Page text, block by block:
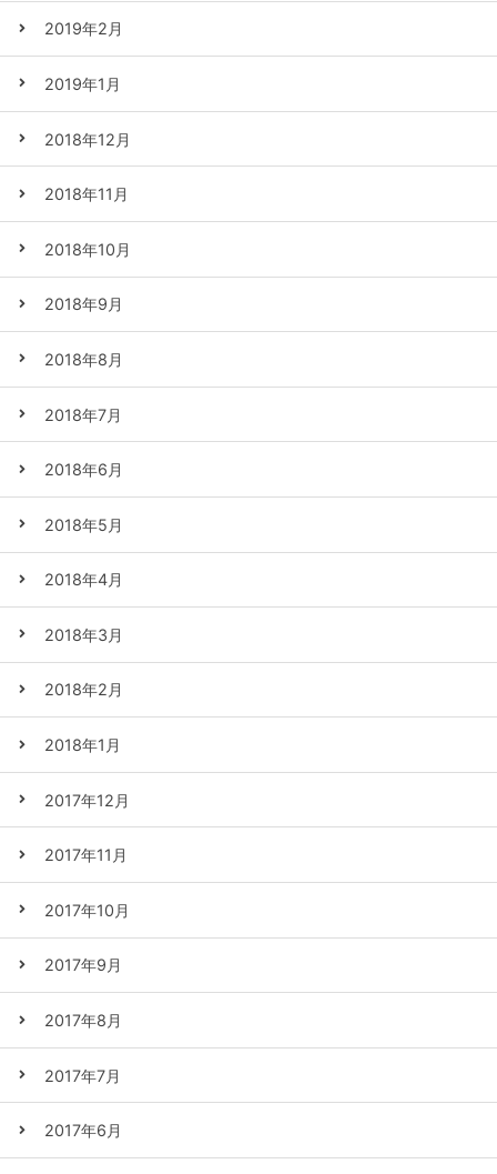
2019年2月
2019年1月
2018年12月
2018年11月
2018年10月
2018年9月
2018年8月
2018年7月
2018年6月
2018年5月
2018年4月
2018年3月
2018年2月
2018年1月
2017年12月
2017年11月
2017年10月
2017年9月
2017年8月
2017年7月
2017年6月